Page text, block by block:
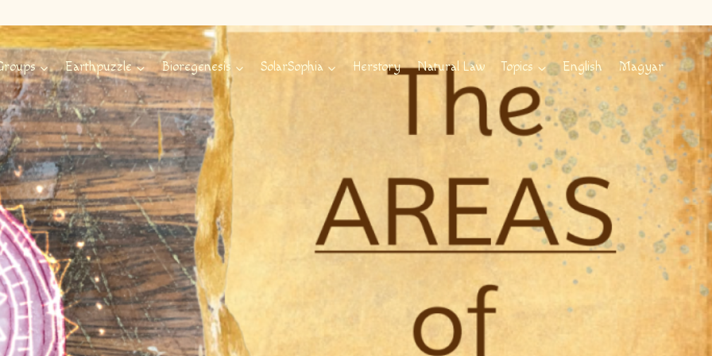
Earthpuzzle Bioregenesis SolarSophia Herstory Natural Law Topics English Magyar